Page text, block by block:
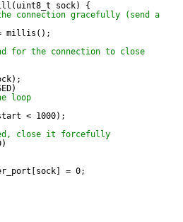
sock) {
connection gracefully (send a
millis();
for the connection to close
loop
< 1000);
close it forcefully
= 0;